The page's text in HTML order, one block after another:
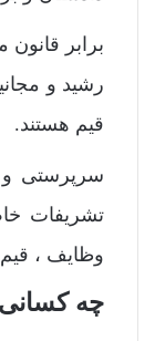
برابر
رشید و
قیم هستند.
سرپرستی و
تشریفات
وظایف ،
چه کسانی